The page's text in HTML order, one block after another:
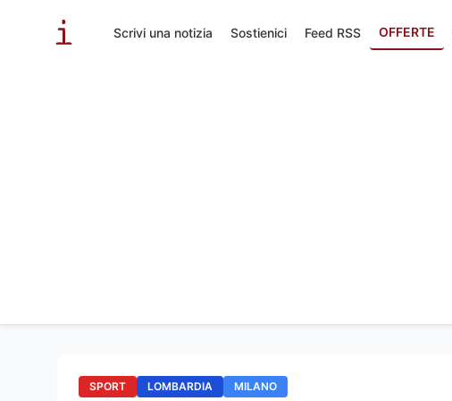
Scrivi una notizia Sostienici Feed RSS OFFERTE
SPORT LOMBARDIA MILANO